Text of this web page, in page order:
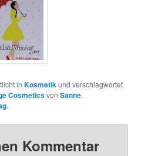
inKosmetikund verschlagwortet
CosmeticsvonSanne.
.
Kommentar